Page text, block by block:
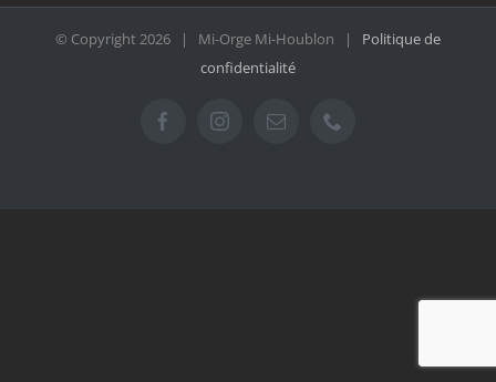
© Copyright2026 | Mi-Orge Mi-Houblon | Politique de
confidentialité
FacebookInstagramEmail